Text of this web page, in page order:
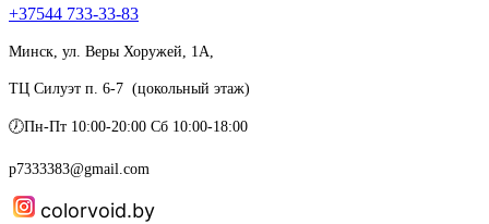
+37544 733-33-83
Минск, ул. Веры Хоружей, 1А,
ТЦ Силуэт п. 6-7 (цокольный этаж)
🕖Пн-Пт 10:00-20:00 Сб 10:00-18:00
p7333383@gmail.com
colorvoid.by